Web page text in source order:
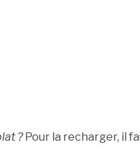
?Pour la recharger, il